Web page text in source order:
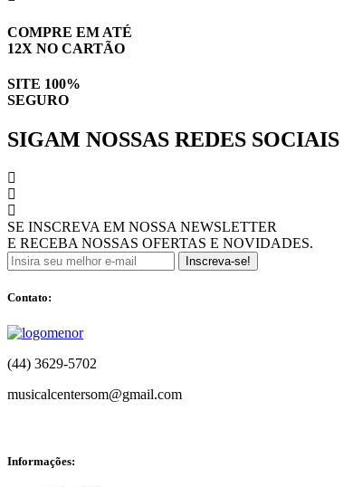
COMPRE EM ATÉ
12X NO CARTÃO
SITE 100%
SEGURO
SIGAM NOSSAS REDES SOCIAIS
SE INSCREVA EM NOSSA NEWSLETTER
E RECEBA NOSSAS OFERTAS E NOVIDADES.
Inscreva-se!
Contato:
(44) 3629-5702
musicalcentersom@gmail.com
Informações: